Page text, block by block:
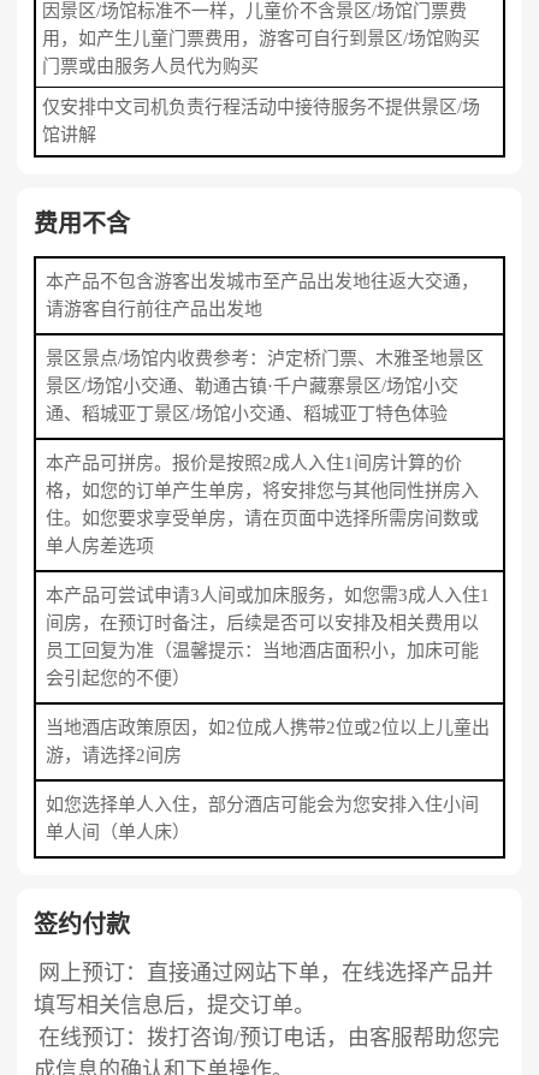
因景区/场馆标准不一样，儿童价不含景区/场馆门票费
用，如产生儿童门票费用，游客可自行到景区/场馆购买
门票或由服务人员代为购买
仅安排中文司机负责行程活动中接待服务不提供景区/场
馆讲解
费用不含
本产品不包含游客出发城市至产品出发地往返大交通，
请游客自行前往产品出发地
景区景点/场馆内收费参考：泸定桥门票、木雅圣地景区
景区/场馆小交通、勒通古镇·千户藏寨景区/场馆小交
通、稻城亚丁景区/场馆小交通、稻城亚丁特色体验
本产品可拼房。报价是按照2成人入住1间房计算的价
格，如您的订单产生单房，将安排您与其他同性拼房入
住。如您要求享受单房，请在页面中选择所需房间数或
单人房差选项
本产品可尝试申请3人间或加床服务，如您需3成人入住1
间房，在预订时备注，后续是否可以安排及相关费用以
员工回复为准（温馨提示：当地酒店面积小，加床可能
会引起您的不便）
当地酒店政策原因，如2位成人携带2位或2位以上儿童出
游，请选择2间房
如您选择单人入住，部分酒店可能会为您安排入住小间
单人间（单人床）
签约付款
网上预订：直接通过网站下单，在线选择产品并
填写相关信息后，提交订单。
在线预订：拨打咨询/预订电话，由客服帮助您完
成信息的确认和下单操作。